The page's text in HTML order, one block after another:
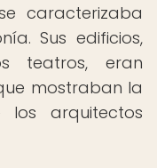
caracterizaba
Sus edificios,
teatros, eran
mostraban la
arquitectos